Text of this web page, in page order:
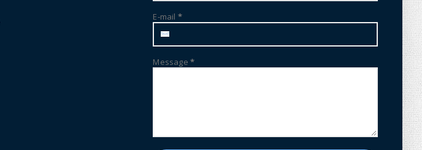
E-mail *
Message *